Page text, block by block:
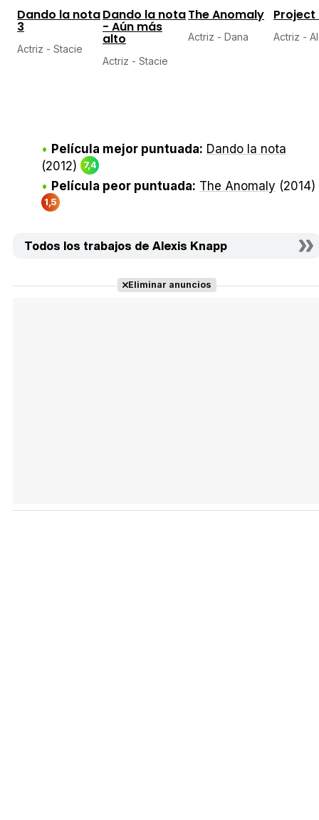
Dando la nota
3
Actriz - Stacie
Dando la nota
- Aún más
alto
Actriz - Stacie
The Anomaly
Actriz - Dana
Project
Actriz -
Película mejor puntuada: Dando la nota
(2012)
7,4
Película peor puntuada: The Anomaly (2014)
1,5
Todos los trabajos de Alexis Knapp
Eliminar anuncios